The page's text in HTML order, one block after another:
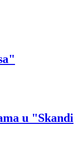
u "Skandi